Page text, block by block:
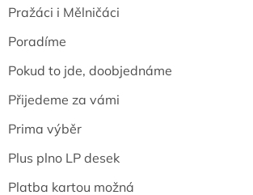
Pražáci i Mělničáci
Poradíme
Pokud to jde, doobjednáme
Přijedeme za vámi
Prima výběr
Plus plno LP desek
Platba kartou možná